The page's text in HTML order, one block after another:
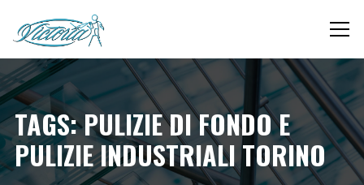
TAGS: PULIZIE DI FONDO E
PULIZIE INDUSTRIALI TORINO